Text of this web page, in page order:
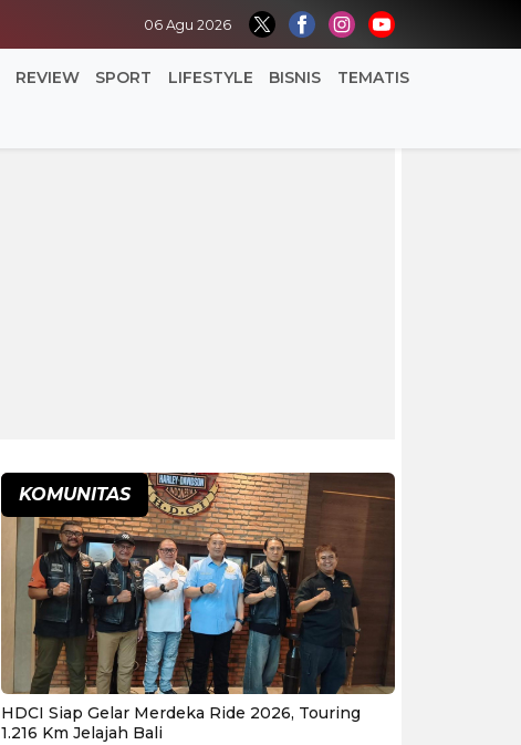
06 Agu 2026
REVIEW SPORT LIFESTYLE BISNIS TEMATIS
KOMUNITAS
HDCI Siap Gelar Merdeka Ride 2026, Touring
1.216 Km Jelajah Bali